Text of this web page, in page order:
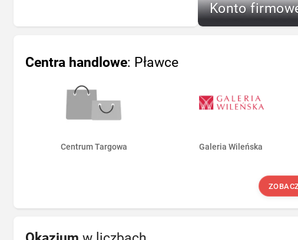
Konto
Centra handlowe: Pławce
Centrum Targowa Galeria Wileńska